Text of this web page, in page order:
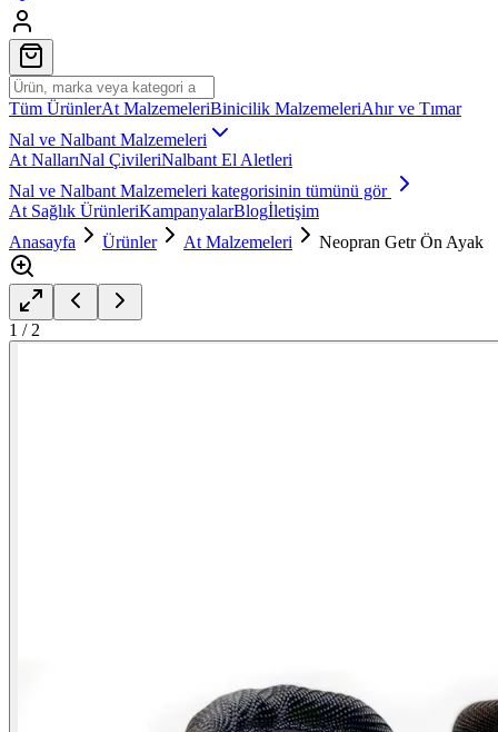
Tüm ÜrünlerAt MalzemeleriBinicilik MalzemeleriAhır ve Tımar
Nal ve Nalbant Malzemeleri
At NallarıNal ÇivileriNalbant El Aletleri
Nal ve Nalbant Malzemeleri kategorisinin tümünü gör
At Sağlık ÜrünleriKampanyalarBlogİletişim
Anasayfa
Ürünler At Malzemeleri Neopran Getr Ön Ayak
1 / 2